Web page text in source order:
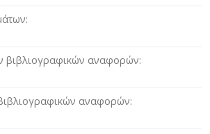
βιβλιογραφικών αναφορών
αναφορών